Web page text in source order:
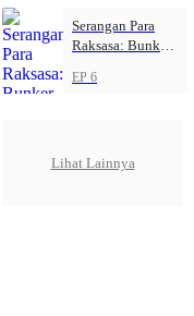
Serangan Para
Raksasa: Bunker
EP 6
Lihat Lainnya